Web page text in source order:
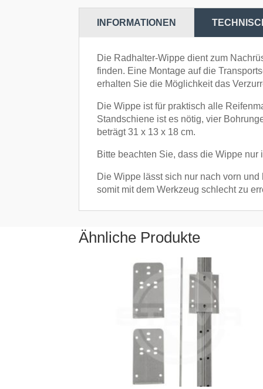
INFORMATIONEN
Die Radhalter-Wippe dient zum
finden. Eine Montage auf die
erhalten Sie die Möglichkeit das
Die Wippe ist für praktisch alle
Standschiene ist es nötig, vier
beträgt 31 x 13 x 18 cm.
Bitte beachten Sie, dass die Wippe
Die Wippe lässt sich nur nach vorn
somit mit dem Werkzeug schlecht zu
Ähnliche Produkte